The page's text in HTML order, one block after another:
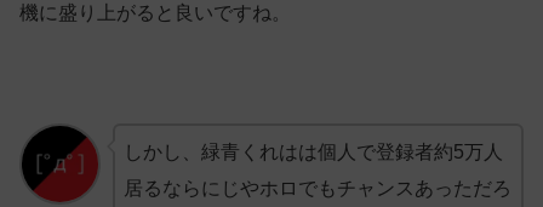
機に盛り上がると良いですね。
しかし、緑青くれはは個人で登録者約5万人
居るならにじやホロでもチャンスあっただろ